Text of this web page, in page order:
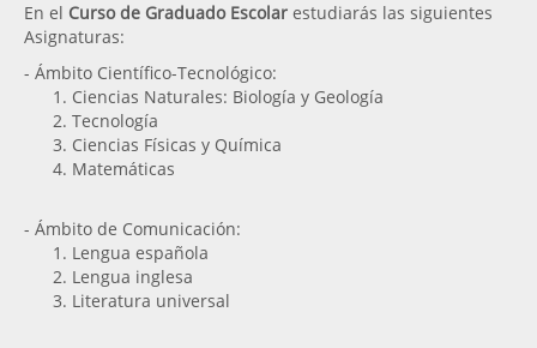
En el Curso de Graduado Escolar estudiarás las siguientes
Asignaturas:
- Ámbito Científico-Tecnológico:
Ciencias Naturales: Biología y Geología
Tecnología
Ciencias Físicas y Química
Matemáticas
- Ámbito de Comunicación:
Lengua española
Lengua inglesa
Literatura universal